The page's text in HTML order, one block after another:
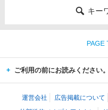
キー
PAGE
ご利用の前にお読みください。
運営会社 広告掲載について